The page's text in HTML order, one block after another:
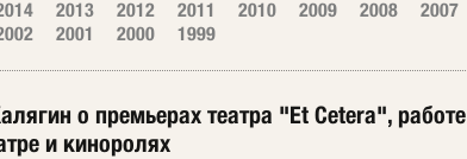
2013 2012 2011 2010 2009 2008
2007
2001 2000 1999
о премьерах театра "Et Cetera", работе
и киноролях